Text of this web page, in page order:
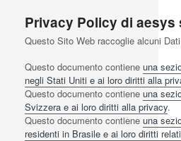
Privacy Policy di aesys
Questo Sito Web raccoglie alcuni
Questo documento contiene una
negli Stati Uniti e ai loro diritti alla
Questo documento contiene una
Svizzera e ai loro diritti alla privacy.
Questo documento contiene una
residenti in Brasile e ai loro diritti